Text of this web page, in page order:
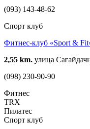
(093) 143-48-62
Спорт клуб
Фитнес-клуб «Sport &
2,55 km. улица
(098) 230-90-90
Фитнес
TRX
Пилатес
Спорт клуб